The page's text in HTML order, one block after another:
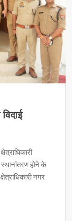
होने के
नगर